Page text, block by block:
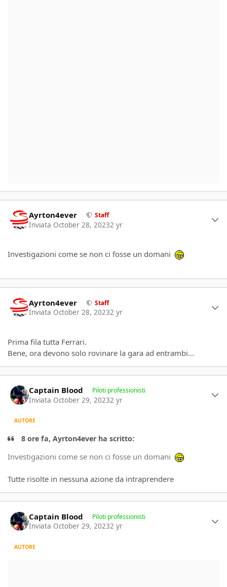
Ayrton4ever Staff
Inviata October 28, 20232 yr
Investigazioni come se non ci fosse un domani
Ayrton4ever Staff
Inviata October 28, 20232 yr
Prima fila tutta Ferrari.
Bene, ora devono solo rovinare la gara ad entrambi...
Captain Blood Piloti professionisti
Inviata October 29, 20232 yr
AUTORE
8 ore fa, Ayrton4ever ha scritto:
Investigazioni come se non ci fosse un domani
Tutte risolte in nessuna azione da intraprendere
Captain Blood Piloti professionisti
Inviata October 29, 20232 yr
AUTORE